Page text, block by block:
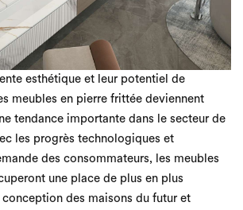
esthétique et leur potentiel de
meubles en pierre frittée deviennent
tendance importante dans le secteur de
les progrès technologiques et
des consommateurs, les meubles
une place de plus en plus
des maisons du futur et